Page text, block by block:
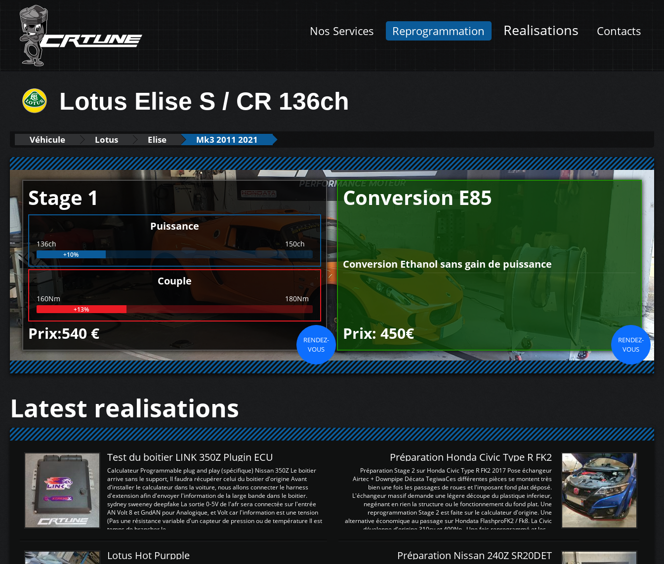
Nos Services Reprogrammation Realisations Contacts
Lotus Elise S / CR 136ch
Véhicule Lotus Elise Mk3 2011 2021
Stage 1
Puissance
136ch 150ch
+10%
Couple
160Nm 180Nm
+13%
Prix:540 €
RENDEZ-
VOUS
Conversion E85
Conversion Ethanol sans gain de puissance
Prix: 450€
RENDEZ-
VOUS
Latest realisations
Test du boitier LINK 350Z Plugin ECU
Calculateur Programmable plug and play (spécifique) Nissan 350Z Le boitier
arrive sans le support, Il faudra récupérer celui du boitier d'origine Avant
d'installer le calculateur dans la voiture, nous allons connecter le harness
d'extension afin d'envoyer l'information de la large bande dans le boitier.
sydney sweeney deepfake La sortie 0-5V de l'afr sera connectée sur l'entrée
AN Volt 8 et GndAN pour Analogique, et Volt car l'information est une tension
(Pas une résistance variable d'un capteur de pression ou de température Il est
temps de brancher le ...
Préparation Honda Civic Type R FK2
Préparation Stage 2 sur Honda Civic Type R FK2 2017 Pose échangeur
Airtec + Downpipe Décata TegiwaCes différentes pièces se montent très
bien une fois les passages de roues et l'imposant fond plat déposé.
L'échangeur massif demande une légere découpe du plastique inferieur,
negénant en rien la structure ou le fonctionnement du fond plat. Une
reprogrammation Stage 2 est faite sur le calculateur d'origine. Une
alternative économique au passage sur Hondata FlashproFK2 / Fk8. La Civic
développe d'origine 310cv et 400Nn , Une fois reprogrammé et les ...
Lotus Hot Purpple Préparation Nissan 240Z SR20DET